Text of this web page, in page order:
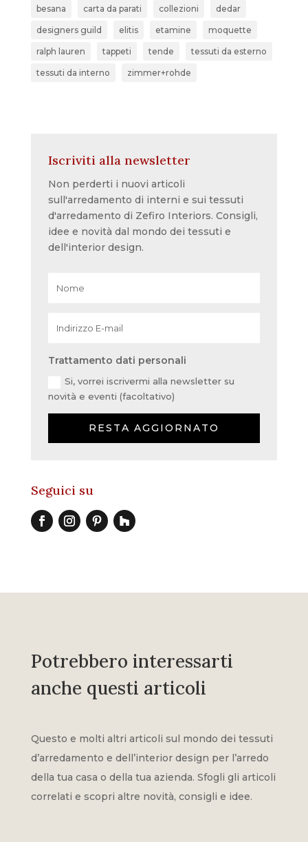
besana carta da parati collezioni dedar
designers guild elitis etamine moquette
ralph lauren tappeti tende tessuti da esterno
tessuti da interno zimmer+rohde
Iscriviti alla newsletter
Non perderti i nuovi articoli
sull'arredamento di interni e sui tessuti
d'arredamento di Zefiro Interiors. Consigli,
idee e novità dal mondo dei tessuti e
dell'interior design.
Trattamento dati personali
Si, vorrei iscrivermi alla newsletter su
novità e eventi (facoltativo)
RESTA AGGIORNATO
Seguici su
Potrebbero interessarti
anche questi articoli
Questo e molti altri articoli sul mondo dei tessuti
d’arredamento e dell’interior design per l’arredo
della tua casa o della tua azienda. Sfogli gli articoli
correlati e scopri altre novità, consigli e idee.